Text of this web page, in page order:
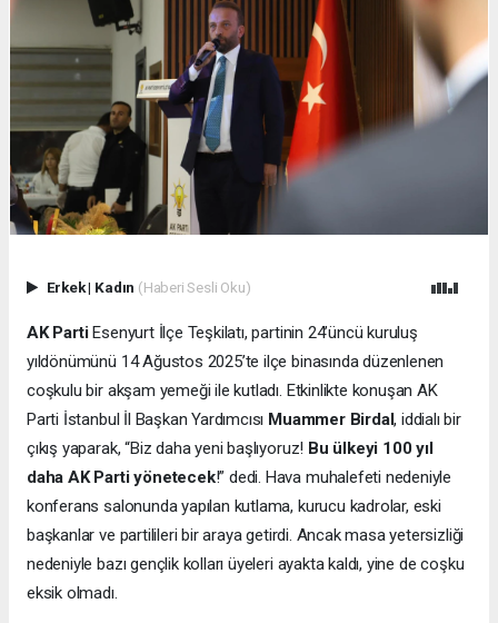
Erkek| Kadın (Haberi Sesli Oku)
AK PartiEsenyurt İlçe Teşkilatı, partinin 24’üncü kuruluş
yıldönümünü 14 Ağustos 2025’te ilçe binasında düzenlenen
coşkulu bir akşam yemeği ile kutladı. Etkinlikte konuşan AK
Parti İstanbul İl Başkan Yardımcısı Muammer Birdal, iddialı bir
çıkış yaparak, “Biz daha yeni başlıyoruz! Bu ülkeyi 100 yıl
daha AK Parti yönetecek!” dedi. Hava muhalefeti nedeniyle
konferans salonunda yapılan kutlama, kurucu kadrolar, eski
başkanlar ve partilileri bir araya getirdi. Ancak masa yetersizliği
nedeniyle bazı gençlik kolları üyeleri ayakta kaldı, yine de coşku
eksik olmadı.